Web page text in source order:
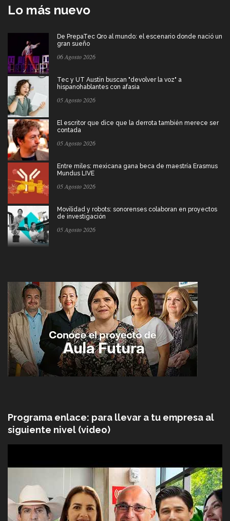
Lo más nuevo
De PrepaTec Qro al mundo: el escenario donde nació un
gran sueño
06 Agosto 2026
Tec y UT Austin buscan "devolver la voz" a
hispanohablantes con afasia
05 Agosto 2026
El escritor que dice que la derrota también merece ser
contada
05 Agosto 2026
Entre miles: mexicana gana beca de maestría Erasmus
Mundus LIVE
05 Agosto 2026
Movilidad y robots: sonorenses colaboran en proyectos
de investigación
05 Agosto 2026
Programa enlace: para llevar a tu empresa al
siguiente nivel (video)